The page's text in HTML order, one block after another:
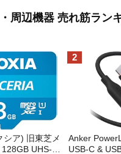
周辺機器 売れ筋ラン
シア) 旧東芝メ
UHS-I
2
Anker
USB-C &